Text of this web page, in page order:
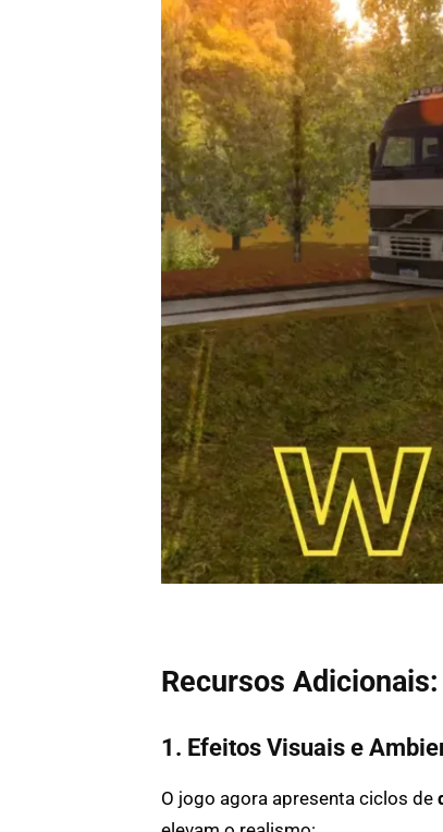
Recursos
1. Efeitos Visuais e
O jogo agora apresenta ciclos de